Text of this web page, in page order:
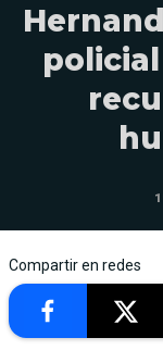
Compartir en redes